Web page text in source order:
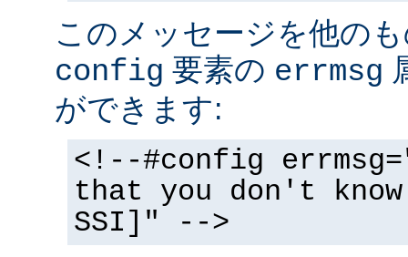
このメッセージを他の
config 要素の errmsg
ができます:
<!--#config
that you don't
SSI]" -->